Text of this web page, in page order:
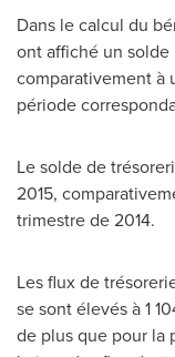
Dans le calcul du
ont affiché un solde
comparativement à
période
Le solde de
2015,
trimestre de 2014.
Les flux de
se sont élevés à 1
de plus que pour la